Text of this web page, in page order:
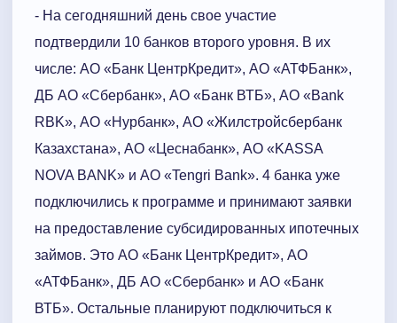
- На сегодняшний день свое участие
подтвердили 10 банков второго уровня. В их
числе: АО «Банк ЦентрКредит», АО «АТФБанк»,
ДБ АО «Сбербанк», АО «Банк ВТБ», АО «Bank
RBK», АО «Нурбанк», АО «Жилстройсбербанк
Казахстана», АО «Цеснабанк», АО «KASSA
NOVA BANK» и АО «Tengri Bank». 4 банка уже
подключились к программе и принимают заявки
на предоставление субсидированных ипотечных
займов. Это АО «Банк ЦентрКредит», АО
«АТФБанк», ДБ АО «Сбербанк» и АО «Банк
ВТБ». Остальные планируют подключиться к